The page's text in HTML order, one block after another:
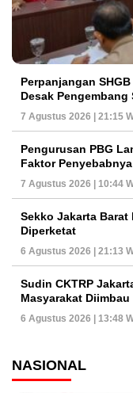
Perpanjangan
Desak Pengembang
7 Agustus 2026 | 21:15
Pengurusan PBG
Faktor Penyebabnya
7 Agustus 2026 | 10:44
Sekko Jakarta Barat
Diperketat
6 Agustus 2026 | 21:13
Sudin CKTRP
Masyarakat
6 Agustus 2026 | 13:48
NASIONAL